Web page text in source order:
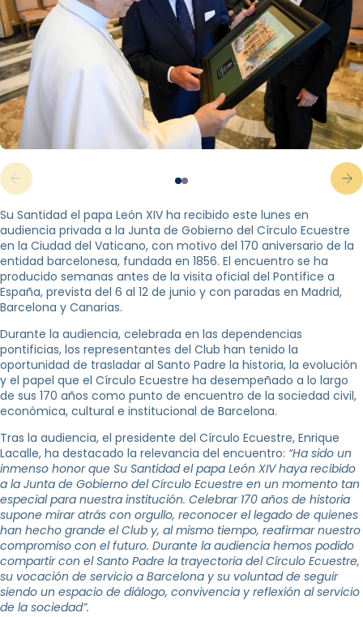
Su Santidad el papa León XIV ha recibido este lunes en
audiencia privada a la Junta de Gobierno del Círculo Ecuestre
en la Ciudad del Vaticano, con motivo del 170 aniversario de la
entidad barcelonesa, fundada en 1856. El encuentro se ha
producido semanas antes de la visita oficial del Pontífice a
España, prevista del 6 al 12 de junio y con paradas en Madrid,
Barcelona y Canarias.
Durante la audiencia, celebrada en las dependencias
pontificias, los representantes del Club han tenido la
oportunidad de trasladar al Santo Padre la historia, la evolución
y el papel que el Círculo Ecuestre ha desempeñado a lo largo
de sus 170 años como punto de encuentro de la sociedad civil,
económica, cultural e institucional de Barcelona.
Tras la audiencia, el presidente del Círculo Ecuestre, Enrique
Lacalle, ha destacado la relevancia del encuentro: “Ha sido un
inmenso honor que Su Santidad el papa León XIV haya recibido
a la Junta de Gobierno del Círculo Ecuestre en un momento tan
especial para nuestra institución. Celebrar 170 años de historia
supone mirar atrás con orgullo, reconocer el legado de quienes
han hecho grande el Club y, al mismo tiempo, reafirmar nuestro
compromiso con el futuro. Durante la audiencia hemos podido
compartir con el Santo Padre la trayectoria del Círculo Ecuestre,
su vocación de servicio a Barcelona y su voluntad de seguir
siendo un espacio de diálogo, convivencia y reflexión al servicio
de la sociedad”.